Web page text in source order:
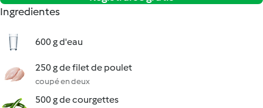
Ingredientes
600 g d'eau
250 g de filet de poulet
coupé en deux
500 g de courgettes